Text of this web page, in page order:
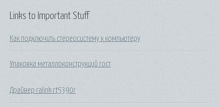
Links to Important Stuff
Как подключить стереосистему к компьютеру
Упаковка металлоконструкций гост
Драйвер ralink rt5390r